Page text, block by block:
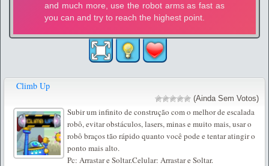
Climb Up
(Ainda Sem Votos)
Subir um infinito de construção com o melhor de escalada
robô, evitar obstáculos, lasers, minas e muito mais, usar o
robô braços tão rápido quanto você pode e tentar atingir o
ponto mais alto.
Pc: Arrastar e Soltar.Celular: Arrastar e Soltar.